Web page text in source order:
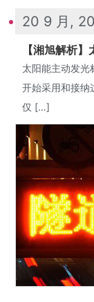
20 9 月,
【湘旭解析
太阳能主动发光
开始采用和接纳
仅 […]